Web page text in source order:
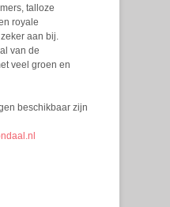
talloze
royale
aan bij.
van de
veel groen en
beschikbaar zijn